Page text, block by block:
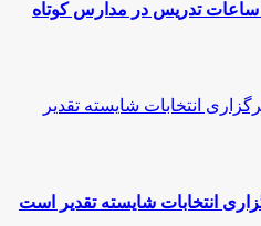
تدریس در مدارس کوتاه
انتخابات شایسته تقدیر است